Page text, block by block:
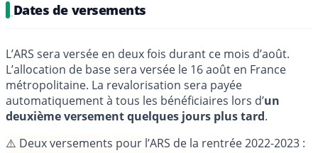
Dates de versements
L’ARS sera versée en deux fois durant ce mois d’août.
L’allocation de base sera versée le 16 août en France
métropolitaine. La revalorisation sera payée
automatiquement à tous les bénéficiaires lors d’un
deuxième versement quelques jours plus tard.
⚠️ Deux versements pour l’ARS de la rentrée 2022-2023 :